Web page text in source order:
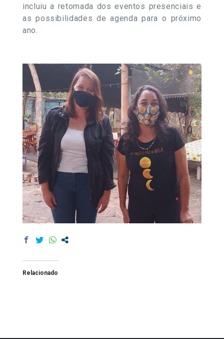
incluiu a retomada dos eventos presenciais e
as possibilidades de agenda para o próximo
ano.
Relacionado